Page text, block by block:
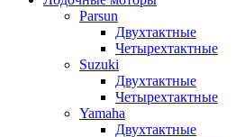
Parsun
Двухтактные
Четырехтактные
Suzuki
Двухтактные
Четырехтактные
Yamaha
Двухтактные